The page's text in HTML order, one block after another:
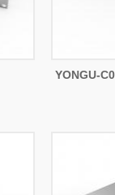
YONGU-